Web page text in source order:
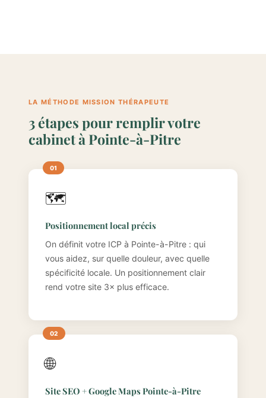
LA MÉTHODE MISSION THÉRAPEUTE
3 étapes pour remplir votre
cabinet à Pointe-à-Pitre
🗺️
Positionnement local précis
On définit votre ICP à Pointe-à-Pitre : qui
vous aidez, sur quelle douleur, avec quelle
spécificité locale. Un positionnement clair
rend votre site 3× plus efficace.
🌐
Site SEO + Google Maps Pointe-à-Pitre